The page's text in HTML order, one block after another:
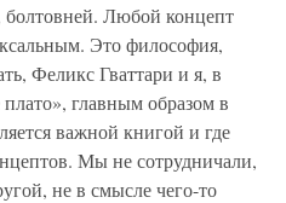
Любой концепт
Это философия,
Феликс Гваттари и я, в
главным образом в
важной книгой и где
Мы не сотрудничали,
не в смысле чего-то